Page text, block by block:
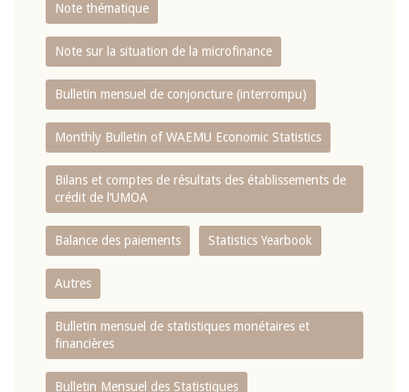
Note thématique
Note sur la situation de la microfinance
Bulletin mensuel de conjoncture (interrompu)
Monthly Bulletin of WAEMU Economic Statistics
Bilans et comptes de résultats des établissements de
crédit de l‘UMOA
Balance des paiements Statistics Yearbook
Autres
Bulletin mensuel de statistiques monétaires et
financières
Bulletin Mensuel des Statistiques